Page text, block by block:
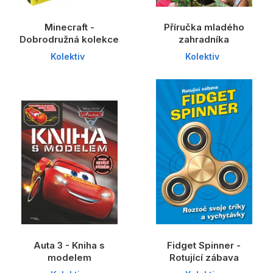
Minecraft -
Dobrodružná kolekce
Kolektiv
Příručka mladého
zahradníka
Kolektiv
Auta 3 - Kniha s
modelem
Fidget Spinner -
Rotující zábava